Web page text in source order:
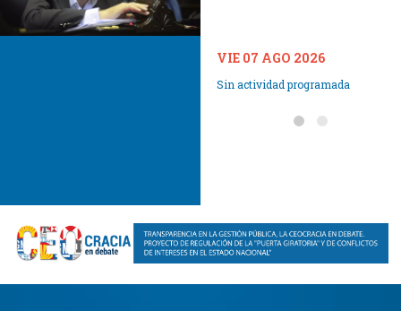
VIE 07 AGO 2026
Sin actividad programada